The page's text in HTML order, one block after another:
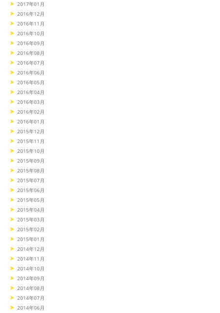
2017年01月
2016年12月
2016年11月
2016年10月
2016年09月
2016年08月
2016年07月
2016年06月
2016年05月
2016年04月
2016年03月
2016年02月
2016年01月
2015年12月
2015年11月
2015年10月
2015年09月
2015年08月
2015年07月
2015年06月
2015年05月
2015年04月
2015年03月
2015年02月
2015年01月
2014年12月
2014年11月
2014年10月
2014年09月
2014年08月
2014年07月
2014年06月